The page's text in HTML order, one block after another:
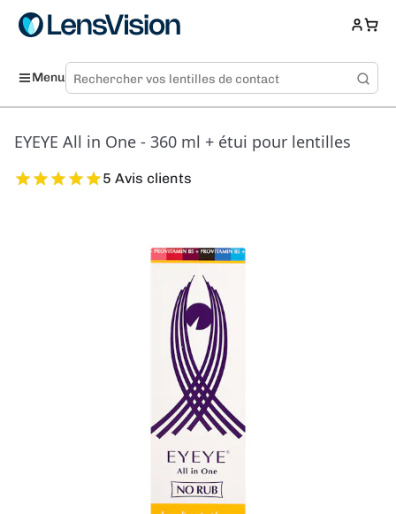
Menu
EYEYE All in One - 360 ml + étui pour lentilles
5 Avis clients